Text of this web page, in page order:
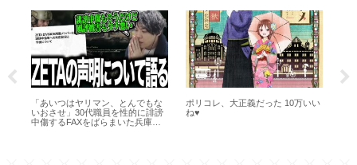
「あいつはヤリマン、とんでもな
いおさせ」30代職員を性的に誹謗
中傷するFAXをばらまいた兵庫県
ポリコレ、大正義だった 10万いい
ね♥